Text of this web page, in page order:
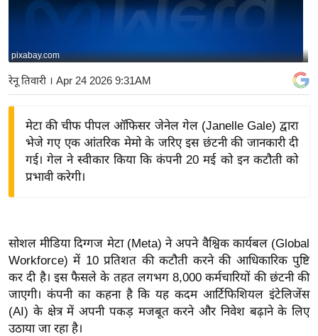
ष्ट्री
बि
ज़
ने
द्यो
वि
शे
ष
ज्ञ
रा
pixabay.com
रेनू तिवारी । Apr 24 2026 9:31AM
मेटा की चीफ पीपल ऑफिसर जेनेल गेल (Janelle Gale) द्वारा
भेजे गए एक आंतरिक मेमो के जरिए इस छंटनी की जानकारी दी
गई। गेल ने स्वीकार किया कि कंपनी 20 मई को इन कटौती को
प्रभावी करेगी।
सोशल मीडिया दिग्गज मेटा (Meta) ने अपने वैश्विक कार्यबल (Global
Workforce) में 10 प्रतिशत की कटौती करने की आधिकारिक पुष्टि
कर दी है। इस फैसले के तहत लगभग 8,000 कर्मचारियों की छंटनी की
जाएगी। कंपनी का कहना है कि यह कदम आर्टिफिशियल इंटेलिजेंस
(AI) के क्षेत्र में अपनी पकड़ मजबूत करने और निवेश बढ़ाने के लिए
उठाया जा रहा है।